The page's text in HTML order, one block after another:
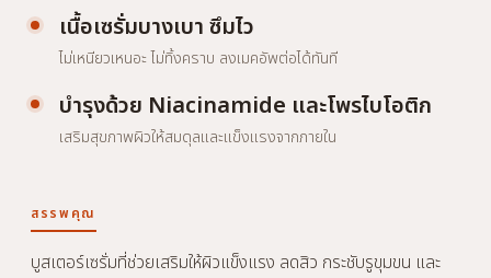
เนื้อเซรั่มบางเบา ซึมไว
ไม่เหนียวเหนอะ ไม่ทิ้งคราบ ลงเมคอัพต่อได้ทันที
บำรุงด้วย Niacinamide และโพรไบโอติก
เสริมสุขภาพผิวให้สมดุลและแข็งแรงจากภายใน
สรรพคุณ
บูสเตอร์เซรั่มที่ช่วยเสริมให้ผิวแข็งแรง ลดสิว กระชับรูขุมขน และ